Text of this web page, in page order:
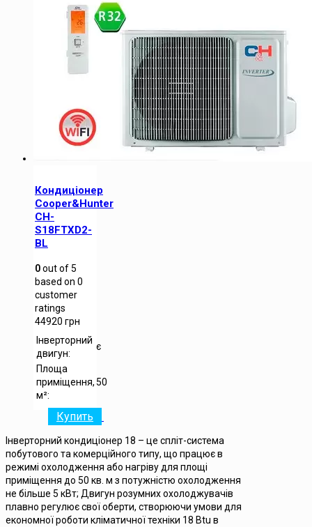
Кондиціонер
Cooper&Hunter
CH-
S18FTXD2-
BL
0out of5
based on 0
customer
ratings
44920 грн
Інверторний
двигун:
є
Площа
приміщення,
м²:
50
Купить
Інверторний кондиціонер 18 – це спліт-система
побутового та комерційного типу, що працює в
режимі охолодження або нагріву для площі
приміщення до 50 кв. м з потужністю охолодження
не більше 5 кВт; Двигун розумних охолоджувачів
плавно регулює свої оберти, створюючи умови для
економної роботи кліматичної техніки 18 Btu в